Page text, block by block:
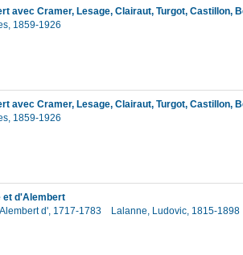
1859-1926
1859-1926
et d'Alembert
Alembert d', 1717-1783
Lalanne, Ludovic, 1815-1898